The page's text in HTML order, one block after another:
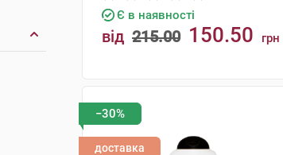
Є в наявності
від 215.00 150.50 грн
−30%
доставка